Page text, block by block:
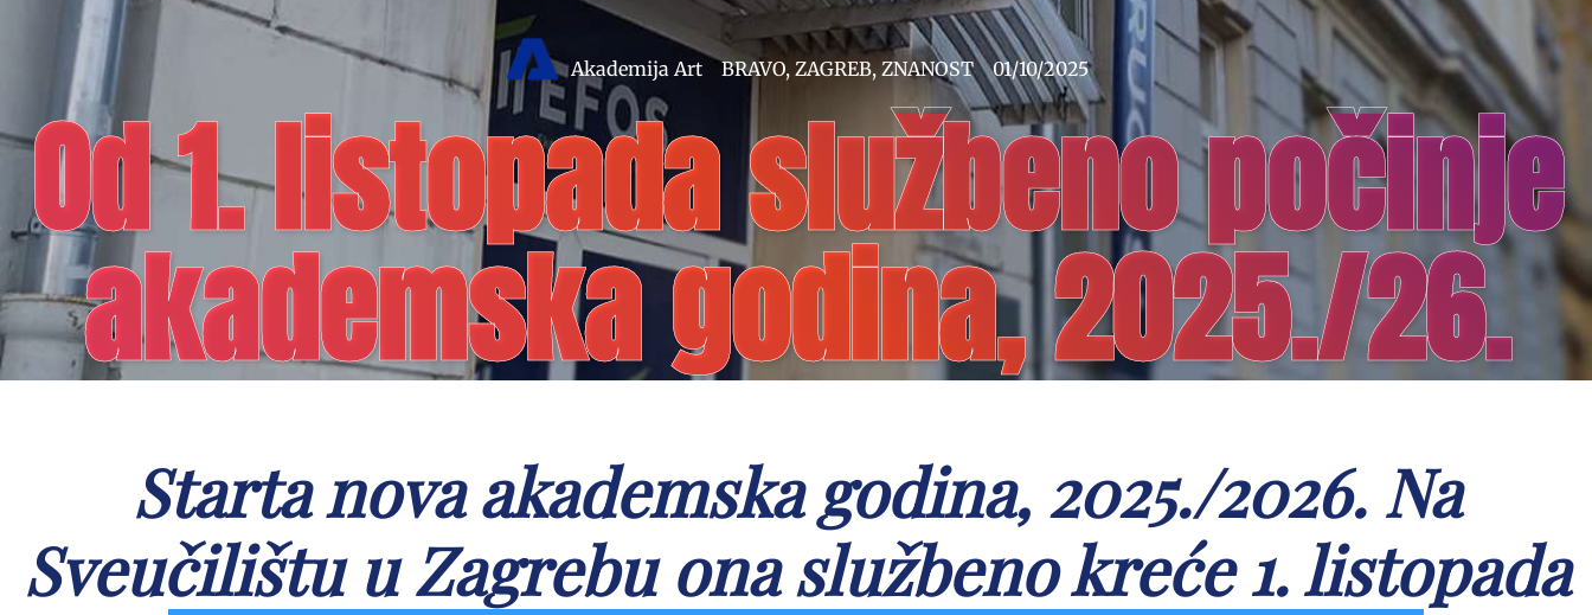
Akademija Art BRAVO, ZAGREB, ZNANOST 01/10/2025
Od 1. listopada službeno počinje
akademska godina, 2025./26.
Starta nova akademska godina, 2025./2026. Na
Sveučilištu u Zagrebu ona službeno kreće 1. listopada